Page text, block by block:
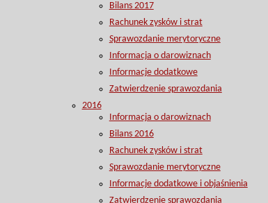
Bilans 2017
Rachunek zysków i strat
Sprawozdanie merytoryczne
Informacja o darowiznach
Informacje dodatkowe
Zatwierdzenie sprawozdania
2016
Informacja o darowiznach
Bilans 2016
Rachunek zysków i strat
Sprawozdanie merytoryczne
Informacje dodatkowe i objaśnienia
Zatwierdzenie sprawozdania